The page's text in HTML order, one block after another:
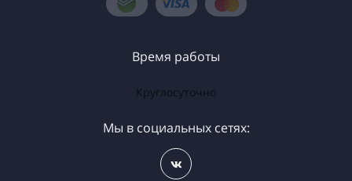
Время работы
Круглосуточно
Мы в социальных сетях: